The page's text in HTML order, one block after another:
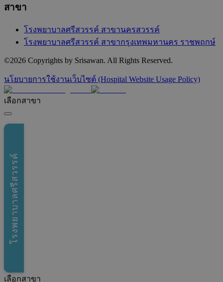
สาขา
โรงพยาบาลศรีสวรรค์ สาขานครสวรรค์
โรงพยาบาลศรีสวรรค์ สาขากรุงเทพมหานคร ราชพฤกษ์
©2026 Copyrights by Srisawan. All Rights Reserved.
นโยบายการใช้งานเว็บไซต์ (Hospital Website Usage Policy)
เลือกสาขา
โรงพยาบาลศรีสวรรค์
เลือกสาขา